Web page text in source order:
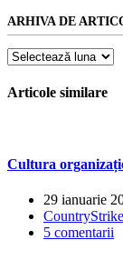
ARHIVA DE
Arhiva
articole
Articole similare
Cultura
29 ianuarie
CountryStrike
5 comentarii